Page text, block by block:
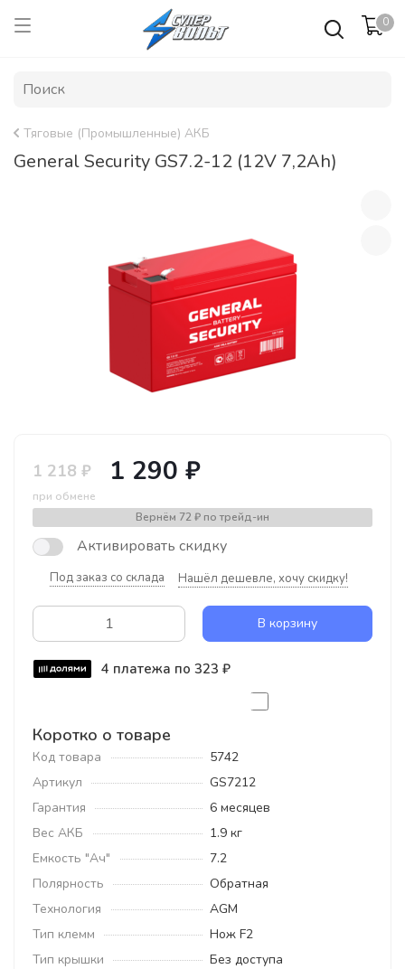
0
Тяговые (Промышленные) АКБ
General Security GS7.2-12 (12V 7,2Ah)
1 218 ₽ 1 290 ₽
при обмене
Вернём 72 ₽ по трейд-ин
Активировать скидку
Под заказ со склада Нашёл дешевле, хочу скидку!
В корзину
4 платежа по 323 ₽
Коротко о товаре
Код товара
5742
Артикул
GS7212
Гарантия
6 месяцев
Вес АКБ
1.9 кг
Емкость "Ач"
7.2
Полярность
Обратная
Технология
AGM
Тип клемм
Нож F2
Тип крышки
Без доступа